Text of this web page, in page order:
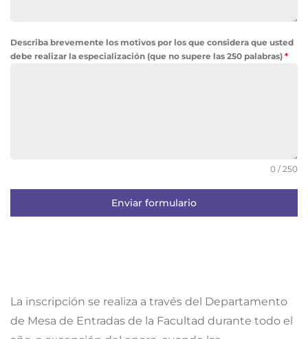
Describa brevemente los motivos por los que considera que usted
debe realizar la especialización (que no supere las 250 palabras) *
0 / 250
Enviar formulario
La inscripción se realiza a través del Departamento
de Mesa de Entradas de la Facultad durante todo el